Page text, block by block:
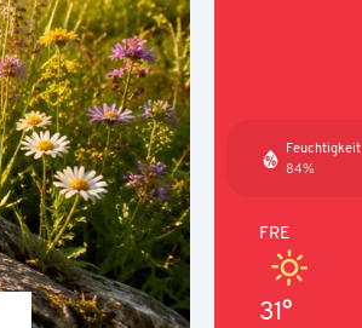
Feuchtigkeit
84%
FRE
31°